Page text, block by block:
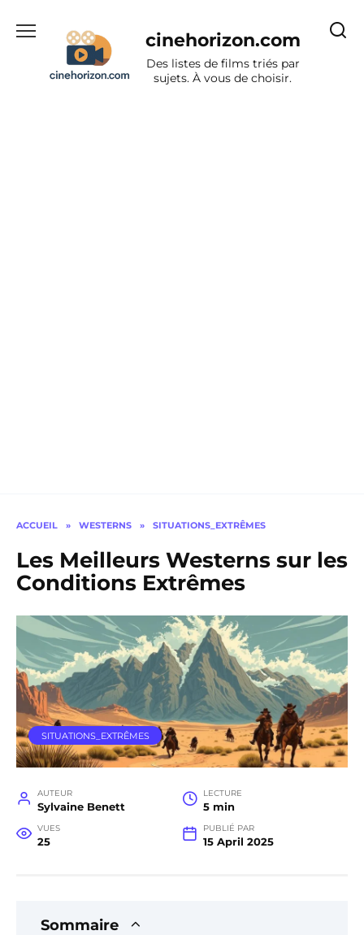
cinehorizon.com
Des listes de films triés par
sujets. À vous de choisir.
ACCUEIL » WESTERNS » SITUATIONS_EXTRÊMES
Les Meilleurs Westerns sur les
Conditions Extrêmes
SITUATIONS_EXTRÊMES
AUTEUR
Sylvaine Benett
LECTURE
5 min
VUES
25
PUBLIÉ PAR
15 April 2025
Sommaire